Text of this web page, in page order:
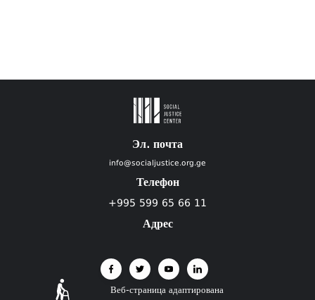
Эл. почта
info@socialjustice.org.ge
Телефон
+995 599 65 66 11
Адрес
Веб-страница адаптирована